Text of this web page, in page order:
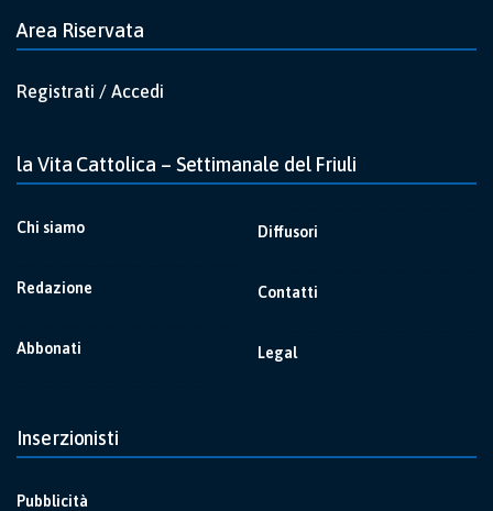
Area Riservata
Registrati / Accedi
la Vita Cattolica – Settimanale del Friuli
Chi siamo
Redazione
Abbonati
Diffusori
Contatti
Legal
Inserzionisti
Pubblicità